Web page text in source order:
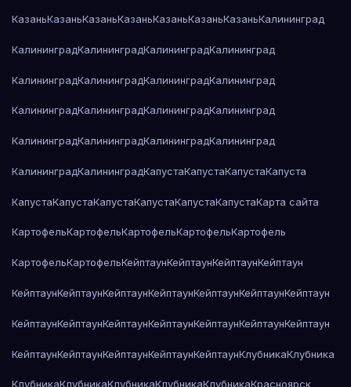
КазаньКазаньКазаньКазаньКазаньКазаньКазаньКалининград
КалининградКалининградКалининградКалининград
КалининградКалининградКалининградКалининград
КалининградКалининградКалининградКалининград
КалининградКалининградКалининградКалининград
КалининградКалининградКапустаКапустаКапустаКапуста
КапустаКапустаКапустаКапустаКапустаКапустаКарта сайта
КартофельКартофельКартофельКартофельКартофель
КартофельКартофельКейптаунКейптаунКейптаунКейптаун
КейптаунКейптаунКейптаунКейптаунКейптаунКейптаунКейптаун
КейптаунКейптаунКейптаунКейптаунКейптаунКейптаунКейптаун
КейптаунКейптаунКейптаунКейптаунКейптаунКлубникаКлубника
КлубникаКлубникаКлубникаКлубникаКлубникаКрасноярск